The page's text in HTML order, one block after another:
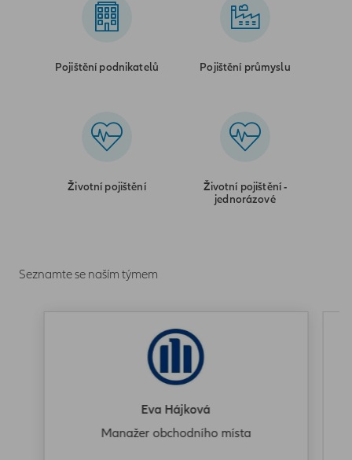
Pojištění podnikatelů Pojištění průmyslu
Životní pojištění
Životní pojištění -
jednorázové
Seznamte se naším týmem
Eva Hájková
Manažer obchodního místa